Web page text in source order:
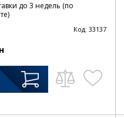
до 3 недель (по
Код: 33137